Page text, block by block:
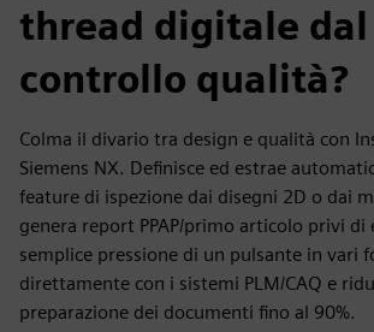
thread digitale dal
controllo qualità?
Colma il divario tra design e qualità con
Siemens NX. Definisce ed estrae
feature di ispezione dai disegni 2D o dai
genera report PPAP/primo articolo privi di
semplice pressione di un pulsante in vari
direttamente con i sistemi PLM/CAQ e
preparazione dei documenti fino al 90%.